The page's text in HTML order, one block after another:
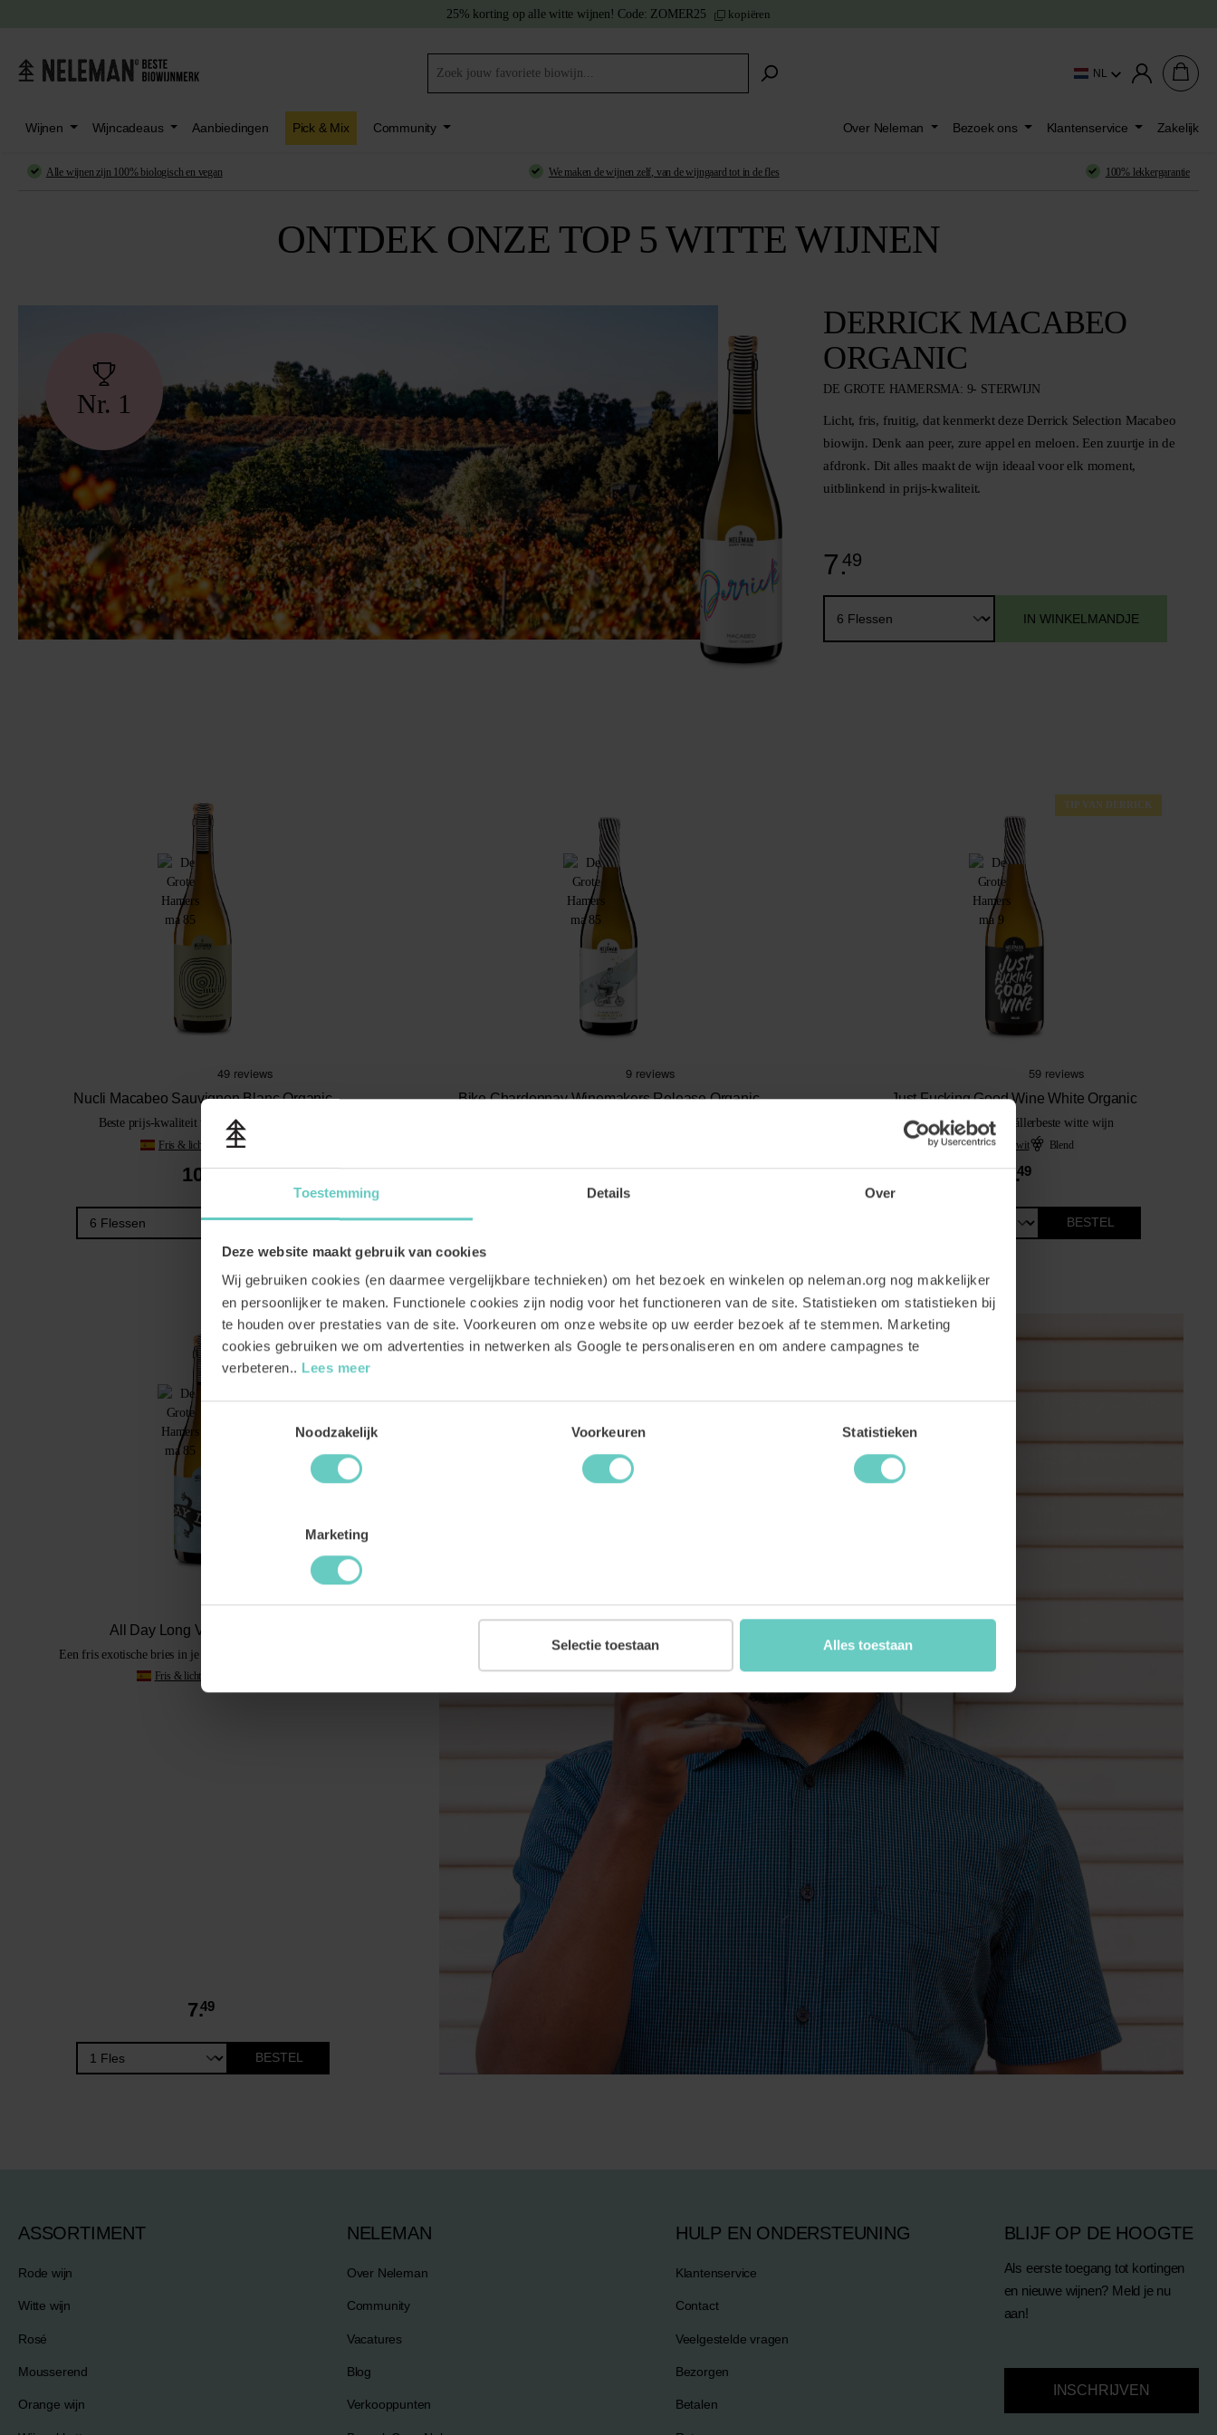
Toestemming Details Over
Deze website maakt gebruik van cookies
Wij gebruiken cookies (en daarmee vergelijkbare technieken) om het bezoek en winkelen op neleman.org nog makkelijker
en persoonlijker te maken. Functionele cookies zijn nodig voor het functioneren van de site. Statistieken om statistieken bij
te houden over prestaties van de site. Voorkeuren om onze website op uw eerder bezoek af te stemmen. Marketing
cookies gebruiken we om advertenties in netwerken als Google te personaliseren en om andere campagnes te
verbeteren.. Lees meer
Noodzakelijk
Voorkeuren Statistieken
Marketing
Selectie toestaan Alles toestaan
25% korting op alle witte wijnen! Code: ZOMER25 kopiëren
NL
Wijnen Wijncadeaus Aanbiedingen Pick & Mix Community Over Neleman Bezoek ons Klantenservice Zakelijk
Alle wijnen zijn 100% biologisch en vegan We maken de wijnen zelf , van de wijngaard tot in de fles 100% lekkergarantie
ONTDEK ONZE TOP 5 WITTE WIJNEN
Nr. 1
DERRICK MACABEO
ORGANIC
DE GROTE HAMERSMA: 9- STERWIJN
Licht, fris, fruitig, dat kenmerkt deze Derrick Selection Macabeo
biowijn. Denk aan peer, zure appel en meloen. Een zuurtje in de
afdronk. Dit alles maakt de wijn ideaal voor elk moment,
uitblinkend in prijs-kwaliteit.
7.49
IN WINKELMANDJE
Nucli Macabeo Sauvignon Blanc Organic
Beste prijs-kwaliteit van alle witte wijnen
Fris & licht wit Blend
10.49
BESTEL
Bike Chardonnay Winemakers Release Organic
13.98
TIP VAN DERRICK
Just Fucking Good Wine White Organic
Misschien wel onze állerbeste witte wijn
Vol & rijk wit Blend
14.49
BESTEL
BESTSELLER
All Day Long Verdejo Organic
Een fris exotische bries in je glas voor een betaalbare prijs
Fris & licht wit
7.49
BESTEL
ASSORTIMENT
Rode wijn
Witte wijn
Rosé
Mousserend
Orange wijn
NELEMAN
Over Neleman
Community
Vacatures
Blog
Verkooppunten
HULP EN ONDERSTEUNING
Klantenservice
Contact
Veelgestelde vragen
Bezorgen
Betalen
BLIJF OP DE HOOGTE
Als eerste toegang tot kortingen
en nieuwe wijnen? Meld je nu
aan!
INSCHRIJVEN